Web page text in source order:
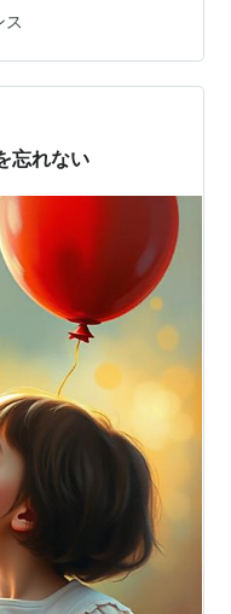
いことにこだわっ
す。 ひとりやふたり
んなことをしたら、
ろ崩壊しかねませ
いう概念があるよう
ス
忘れない